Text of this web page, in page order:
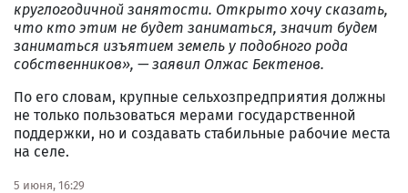
круглогодичной занятости. Открыто хочу сказать,
что кто этим не будет заниматься, значит будем
заниматься изъятием земель у подобного рода
собственников», — заявил Олжас Бектенов.
По его словам, крупные сельхозпредприятия должны
не только пользоваться мерами государственной
поддержки, но и создавать стабильные рабочие места
на селе.
5 июня, 16:29